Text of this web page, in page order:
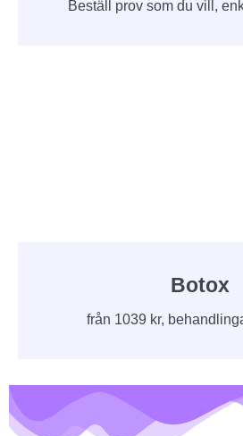
Beställ prov som du vill,
Botox
från 1039 kr,